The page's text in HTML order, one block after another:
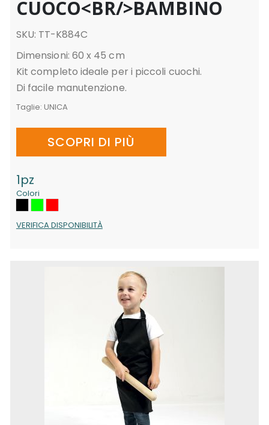
CUOCO<BR/>BAMBINO
SKU: TT-K884C
Dimensioni: 60 x 45 cm
Kit completo ideale per i piccoli cuochi.
Di facile manutenzione.
Taglie: UNICA
SCOPRI DI PIÙ
1pz
Colori
VERIFICA DISPONIBILITÀ